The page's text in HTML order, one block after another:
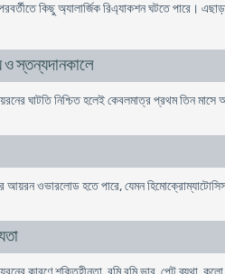
কিছু অ্যালার্জিক রিএ্যাকশন ঘটতে পারে।
ও স্তন্যদানকালে
ঘাটতি নিশ্চিত হলেই কেবলমাত্র প্রথম তিন
আয়রন ওভারলোড হতে পারে, যেমন